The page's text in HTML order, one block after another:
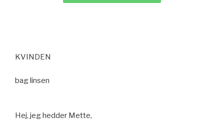
KVINDEN
bag linsen
Hej, jeg hedder Mette,